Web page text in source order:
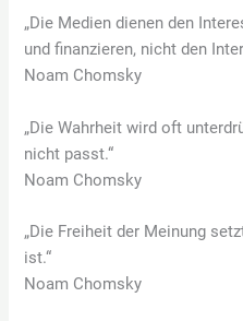
„Die Medien dienen den
und finanzieren, nicht den
Noam Chomsky
„Die Wahrheit wird oft
nicht passt.“
Noam Chomsky
„Die Freiheit der Meinung
ist.“
Noam Chomsky